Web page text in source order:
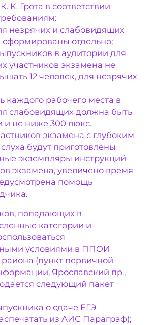
К. Грота в соответствии
незрячих и слабовидящих
сформированы отдельно;
в аудитории для
участников экзамена не
12 человек, для незрячих
каждого рабочего места в
слабовидящих должна быть
и не ниже 300 люкс.
экзамена с глубоким
будут приготовлены
экземпляры инструкций
экзамена, увеличено время
помощь
попадающих в
категории и
условиями в ППОИ
(пункт первичной
Ярославский пр.,
следующий пакет
о сдаче ЕГЭ
из АИС Параграф);